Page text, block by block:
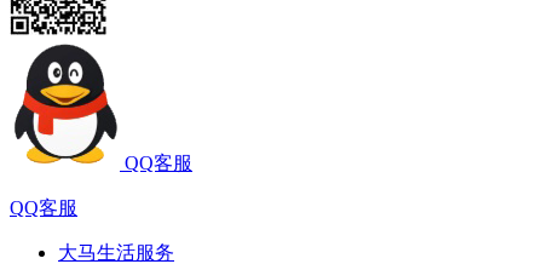
QQ客服
QQ客服
大马生活服务